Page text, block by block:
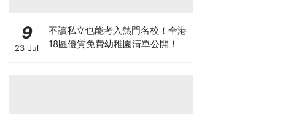
9
23 Jul
不讀私立也能考入熱門名校！全港
18區優質免費幼稚園清單公開！